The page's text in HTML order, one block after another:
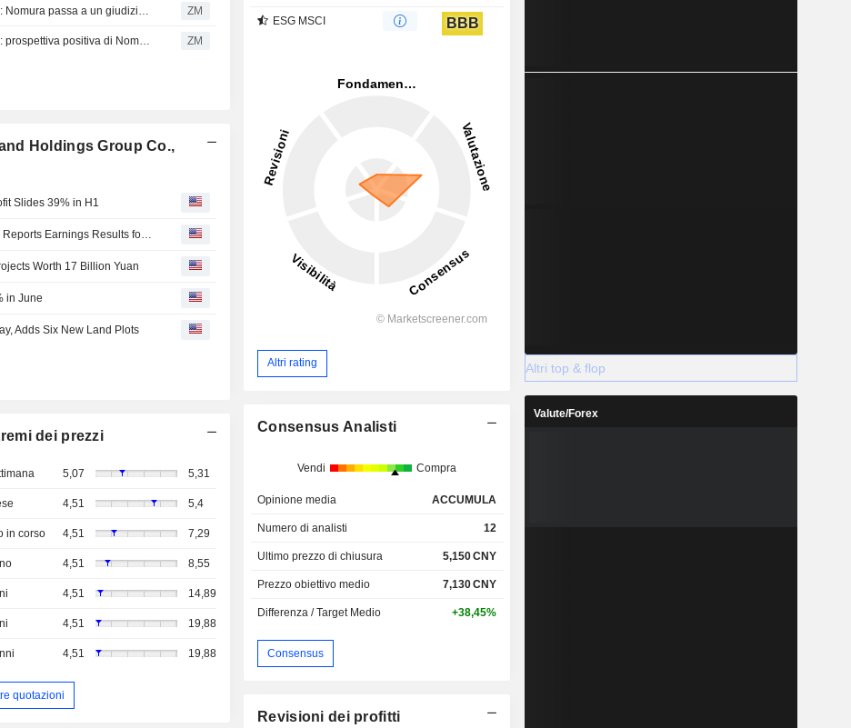
ZM
ZM
Holdings Group Co.,
Slides 39% in H1
Worth 17 Billion Yuan
in June
Adds Six New Land Plots
dei prezzi
5,07 5,31
4,51 5,4
in corso 4,51 7,29
4,51 8,55
4,51 14,89
4,51 19,88
4,51 19,88
quotazioni
ESG MSCI BBB
Altri rating
Consensus Analisti
Vendi Compra
Opinione media ACCUMULA
Numero di analisti 12
Ultimo prezzo di chiusura 5,150CNY
Prezzo obiettivo medio 7,130CNY
Differenza / Target Medio +38,45%
Consensus
Revisioni dei profitti
Altri top & flop
Valute/Forex